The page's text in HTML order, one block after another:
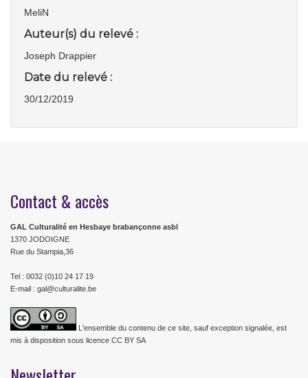
MeliN
Auteur(s) du relevé :
Joseph Drappier
Date du relevé :
30/12/2019
Contact & accès
GAL Culturalité en Hesbaye brabançonne asbl
1370 JODOIGNE
Rue du Stampia,36
Tel : 0032 (0)10 24 17 19
E-mail : gal@culturalite.be
L'ensemble du contenu de ce site, sauf exception signalée, est
mis à disposition sous licence CC BY SA